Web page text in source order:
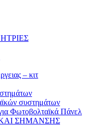
– κιτ
συστημάτων
Φωτοβολταϊκά Πάνελ
ΣΗΜΑΝΣΗΣ